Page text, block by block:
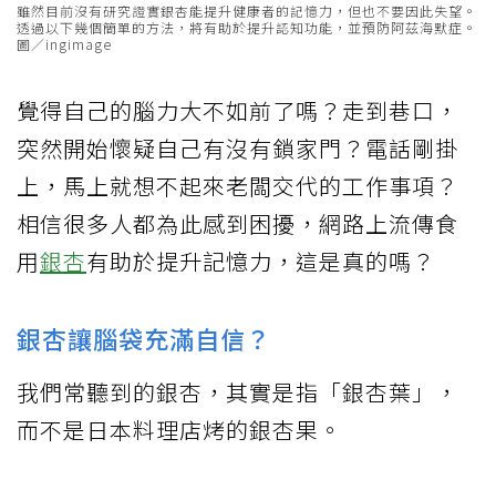
雖然目前沒有研究證實銀杏能提升健康者的記憶力，但也不要因此失望。
透過以下幾個簡單的方法，將有助於提升認知功能，並預防阿茲海默症。
圖／ingimage
覺得自己的腦力大不如前了嗎？走到巷口，
突然開始懷疑自己有沒有鎖家門？電話剛掛
上，馬上就想不起來老闆交代的工作事項？
相信很多人都為此感到困擾，網路上流傳食
用銀杏有助於提升記憶力，這是真的嗎？
銀杏讓腦袋充滿自信？
我們常聽到的銀杏，其實是指「銀杏葉」，
而不是日本料理店烤的銀杏果。